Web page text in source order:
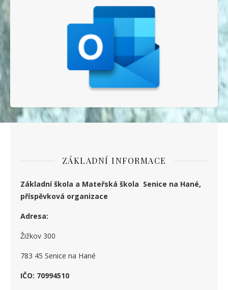
ZÁKLADNÍ INFORMACE
Základní škola a Mateřská škola Senice na Hané,
příspěvková organizace
Adresa:
Žižkov 300
783 45 Senice na Hané
IČO: 70994510